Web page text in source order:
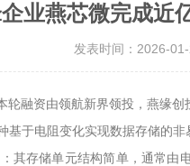
业燕芯微完成
发表时间：2026-
融资由领航新界领投，燕缘
于电阻变化实现数据存储的非
其存储单元结构简单，通常